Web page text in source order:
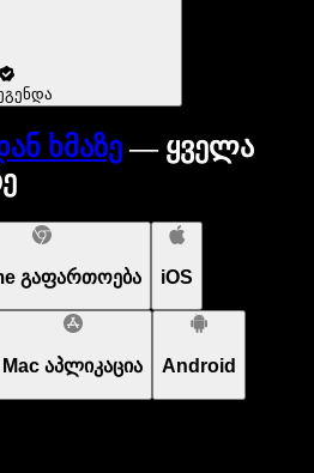
ხმაზე— ყველა
გაფართოება iOS
Mac აპლიკაცია Android